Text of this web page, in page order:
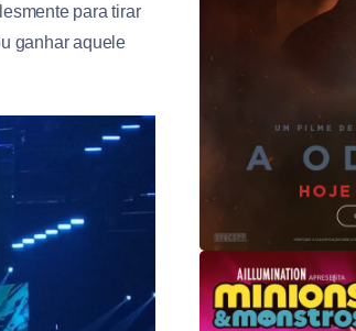
para tirar
ganhar aquele